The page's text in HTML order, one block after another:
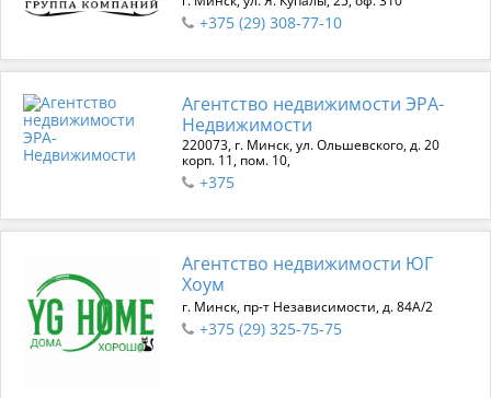
+375 (29) 308-77-10
Агентство недвижимости ЭРА-
Недвижимости
220073, г. Минск, ул. Ольшевского, д. 20
корп. 11, пом. 10,
+375
Агентство недвижимости ЮГ
Хоум
г. Минск, пр-т Независимости, д. 84А/2
+375 (29) 325-75-75